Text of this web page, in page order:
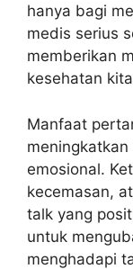
hanya bagi
medis serius
memberikan
kesehatan
Manfaat
emosional.
kecemasan,
talk yang
untuk
menghadapi